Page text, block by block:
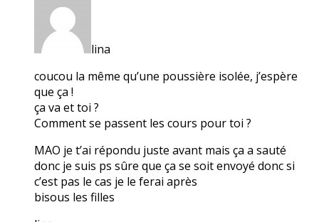
lina
coucou la même qu’une poussière isolée, j’espère
que ça !
ça va et toi ?
Comment se passent les cours pour toi ?
MAO je t’ai répondu juste avant mais ça a sauté
donc je suis ps sûre que ça se soit envoyé donc si
c’est pas le cas je le ferai après
bisous les filles